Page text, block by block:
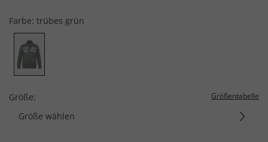
Farbe: trübes grün
Größe: Größentabelle
Größe wählen